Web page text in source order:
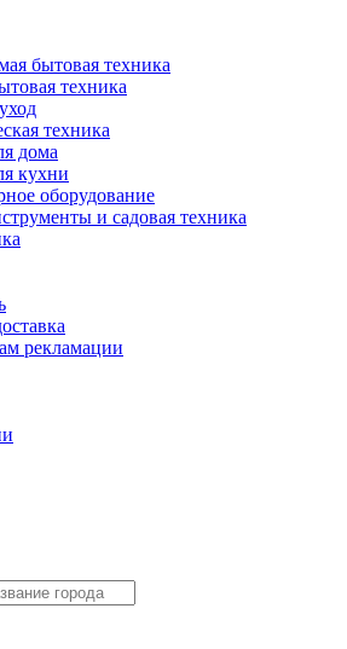
бытовая техника
техника
техника
дома
кухни
оборудование
и садовая техника
рекламации